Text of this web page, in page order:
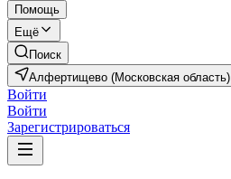
Помощь
Ещё
Поиск
Алфертищево (Московская область)
Войти
Войти
Зарегистрироваться